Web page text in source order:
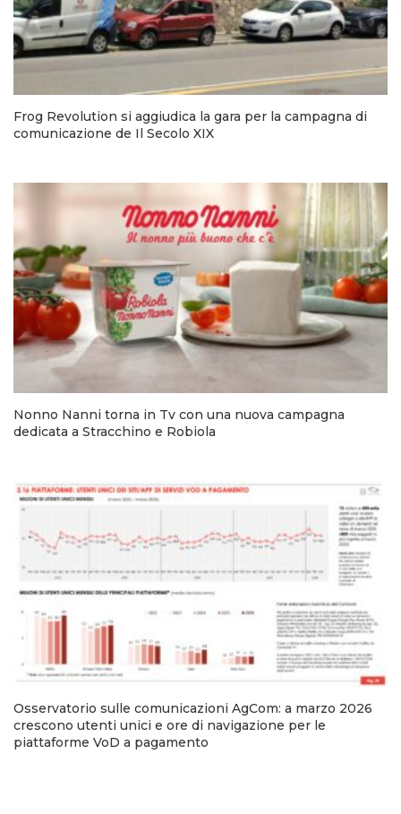
Frog Revolution si aggiudica la gara per la campagna di
comunicazione de Il Secolo XIX
Nonno Nanni torna in Tv con una nuova campagna
dedicata a Stracchino e Robiola
Osservatorio sulle comunicazioni AgCom: a marzo 2026
crescono utenti unici e ore di navigazione per le
piattaforme VoD a pagamento